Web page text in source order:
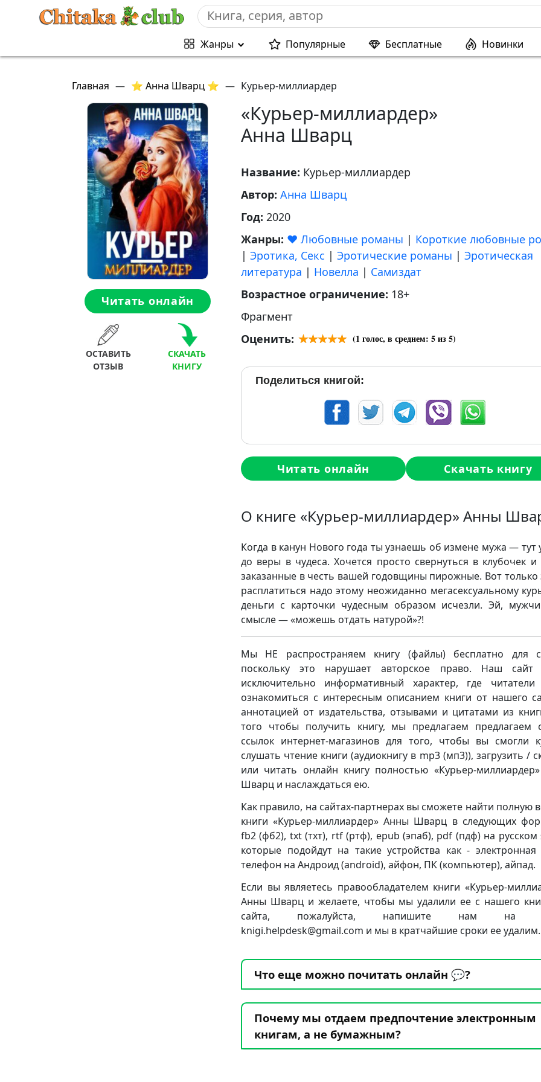
Жанры Популярные Бесплатные Новинки
Главная — ⭐ Анна Шварц ⭐ — Курьер-миллиардер
Читать онлайн
ОСТАВИТЬ
ОТЗЫВ
СКАЧАТЬ
КНИГУ
«Курьер-миллиардер»
Анна Шварц
Название: Курьер-миллиардер
Автор: Анна Шварц
Год: 2020
Жанры: ❤️ Любовные романы | Короткие любовные
| Эротика, Секс | Эротические романы | Эротическая
литература | Новелла | Самиздат
Возрастное ограничение: 18+
Фрагмент
Оценить:
(1 голос, в среднем: 5из 5)
Поделиться книгой:
Читать онлайн Скачать книгу
О книге «Курьер-миллиардер» Анны
Когда в канун Нового года ты узнаешь об измене мужа — тут
до веры в чудеса. Хочется просто свернуться в клубочек
заказанные в честь вашей годовщины пирожные. Вот только
расплатиться надо этому неожиданно мегасексуальному
деньги с карточки чудесным образом исчезли. Эй,
смысле — «можешь отдать натурой»?!
Мы НЕ распространяем книгу (файлы) бесплатно для
поскольку это нарушает авторское право. Наш сайт
исключительно информативный характер, где читатели
ознакомиться с интересным описанием книги от нашего
аннотацией от издательства, отзывами и цитатами из
того чтобы получить книгу, мы предлагаем предлагаем
ссылок интернет-магазинов для того, чтобы вы смогли
слушать чтение книги (аудиокнигу в mp3 (мп3)), загрузить /
или читать онлайн книгу полностью «Курьер-
Шварц и наслаждаться ею.
Как правило, на сайтах-партнерах вы сможете найти полную
книги «Курьер-миллиардер» Анны Шварц в следующих
fb2 (фб2), txt (тхт), rtf (ртф), epub (эпаб), pdf (пдф) на русском
которые подойдут на такие устройства как - электронная
телефон на Андроид (android), айфон, ПК (компьютер), айпад.
Если вы являетесь правообладателем книги «Курьер-
Анны Шварц и желаете, чтобы мы удалили ее с нашего
сайта, пожалуйста, напишите нам на
knigi.helpdesk@gmail.com и мы в кратчайшие сроки ее удалим.
Что еще можно почитать онлайн 💬?
Почему мы отдаем предпочтение электронным
книгам, а не бумажным?